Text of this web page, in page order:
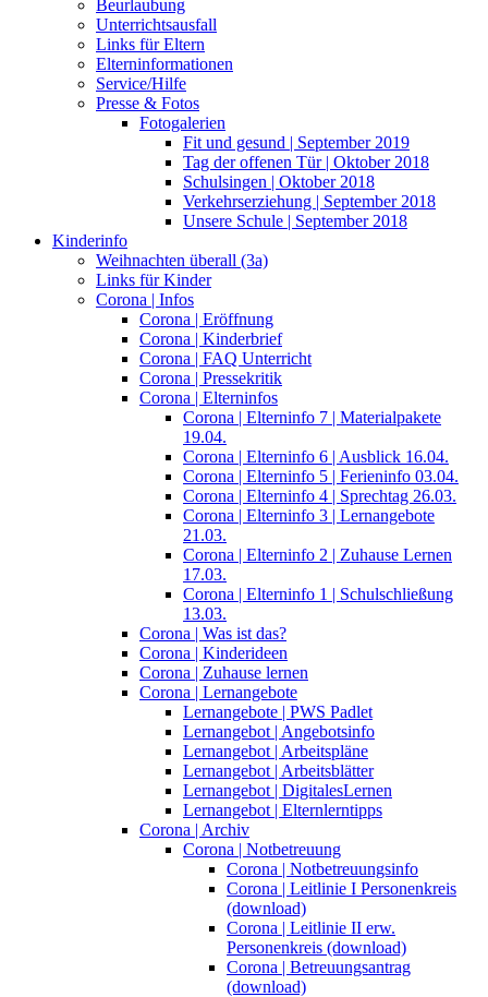
Beurlaubung
Unterrichtsausfall
Links für Eltern
Elterninformationen
Service/Hilfe
Presse & Fotos
Fotogalerien
Fit und gesund | September 2019
Tag der offenen Tür | Oktober 2018
Schulsingen | Oktober 2018
Verkehrserziehung | September 2018
Unsere Schule | September 2018
Kinderinfo
Weihnachten überall (3a)
Links für Kinder
Corona | Infos
Corona | Eröffnung
Corona | Kinderbrief
Corona | FAQ Unterricht
Corona | Pressekritik
Corona | Elterninfos
Corona | Elterninfo 7 | Materialpakete
19.04.
Corona | Elterninfo 6 | Ausblick 16.04.
Corona | Elterninfo 5 | Ferieninfo 03.04.
Corona | Elterninfo 4 | Sprechtag 26.03.
Corona | Elterninfo 3 | Lernangebote
21.03.
Corona | Elterninfo 2 | Zuhause Lernen
17.03.
Corona | Elterninfo 1 | Schulschließung
13.03.
Corona | Was ist das?
Corona | Kinderideen
Corona | Zuhause lernen
Corona | Lernangebote
Lernangebote | PWS Padlet
Lernangebot | Angebotsinfo
Lernangebot | Arbeitspläne
Lernangebot | Arbeitsblätter
Lernangebot | DigitalesLernen
Lernangebot | Elternlerntipps
Corona | Archiv
Corona | Notbetreuung
Corona | Notbetreuungsinfo
Corona | Leitlinie I Personenkreis
(download)
Corona | Leitlinie II erw.
Personenkreis (download)
Corona | Betreuungsantrag
(download)